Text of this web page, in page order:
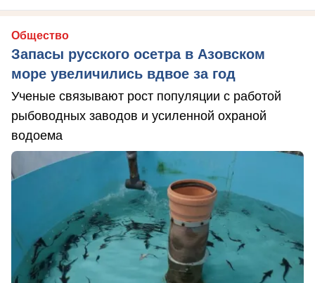
Общество
Запасы русского осетра в Азовском
море увеличились вдвое за год
Ученые связывают рост популяции с работой
рыбоводных заводов и усиленной охраной
водоема